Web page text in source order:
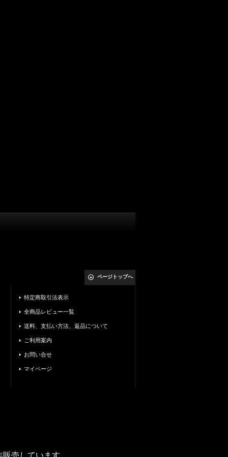
ページトップへ
特定商取引法表示
全商品レビュー一覧
送料、支払い方法、返品について
ご利用案内
お問い合せ
マイページ
売しています。